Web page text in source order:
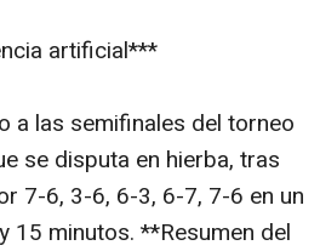
artificial***
a las semifinales del torneo
se disputa en hierba, tras
7-6, 3-6, 6-3, 6-7, 7-6 en un
15 minutos. **Resumen del